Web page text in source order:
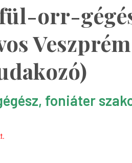
fül-orr-
foniáter